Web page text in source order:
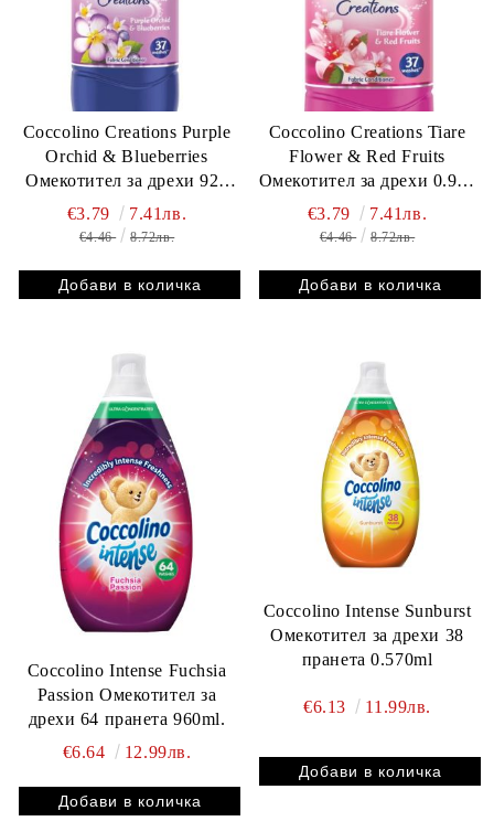
Coccolino Creations Purple
Orchid & Blueberries
Омекотител за дрехи 925
мл = 37 пранета
€3.79 7.41лв.
€4.46 8.72лв.
Coccolino Creations Tiare
Flower & Red Fruits
Омекотител за дрехи 0.925
л 37 пранета
€3.79 7.41лв.
€4.46 8.72лв.
Coccolino Intense Fuchsia
Passion Омекотител за
дрехи 64 пранета 960ml.
€6.64
12.99лв.
Coccolino Intense Sunburst
Омекотител за дрехи 38
пранета 0.570ml
€6.13 11.99лв.